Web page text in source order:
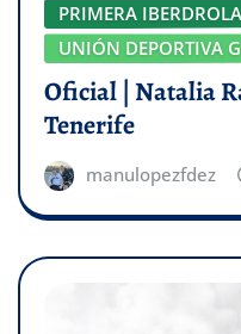
PRIMERA IBERDROLA
UNIÓN DEPORTIVA
Oficial | Natalia
Tenerife
manulopezfdez